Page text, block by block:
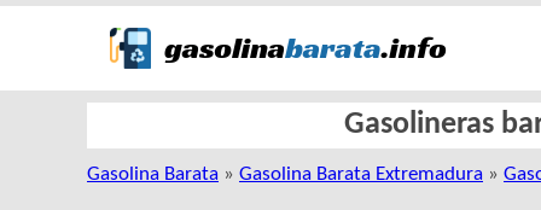
Gasolineras
Gasolina Barata » Gasolina Barata Extremadura »